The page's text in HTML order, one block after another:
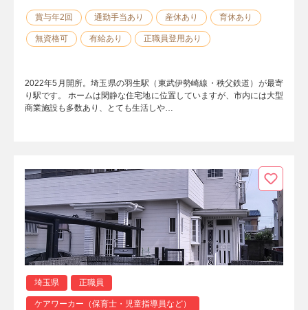
賞与年2回 通勤手当あり 産休あり 育休あり
無資格可 有給あり 正職員登用あり
2022年5月開所。埼玉県の羽生駅（東武伊勢崎線・秩父鉄道）が最寄
り駅です。 ホームは閑静な住宅地に位置していますが、市内には大型
商業施設も多数あり、とても生活しや…
埼玉県 正職員
ケアワーカー（保育士・児童指導員など）